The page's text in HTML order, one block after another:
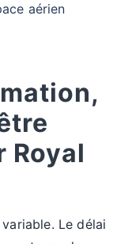
aérien
Royal
Le délai